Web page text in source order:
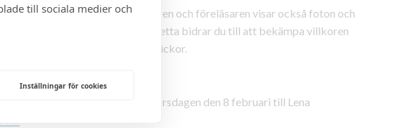
och om Indien resa. Författaren och föreläsaren visar också foton och
föreläsningen och genom detta bidrar du till att bekämpa villkoren
utbildningsprojekt för utsatta flickor.
och anmälan av gäster senast torsdagen den 8 februari till Lena
till sociala medier och
Inställningar för cookies